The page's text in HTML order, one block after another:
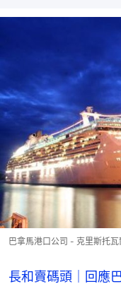
巴拿馬港口公司 - 克里斯托瓦
長和賣碼頭｜回應